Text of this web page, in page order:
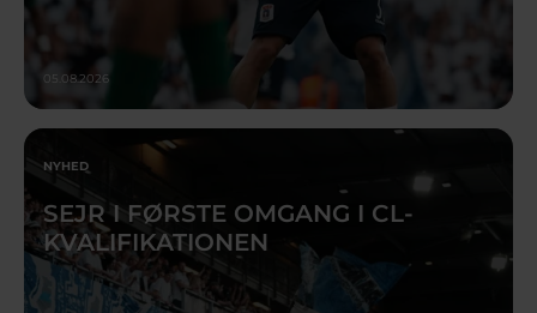
05.08.2026
NYHED
SEJR I FØRSTE OMGANG I CL-
KVALIFIKATIONEN